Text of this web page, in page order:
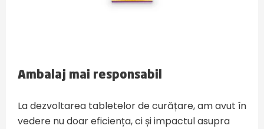
Ambalaj mai responsabil
La dezvoltarea tabletelor de curățare, am avut în
vedere nu doar eficiența, ci și impactul asupra